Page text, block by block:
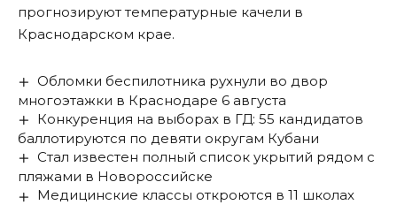
прогнозируют температурные качели в
Краснодарском крае.
Обломки беспилотника рухнули во двор
многоэтажки в Краснодаре 6 августа
Конкуренция на выборах в ГД: 55 кандидатов
баллотируются по девяти округам Кубани
Стал известен полный список укрытий рядом с
пляжами в Новороссийске
Медицинские классы откроются в 11 школах